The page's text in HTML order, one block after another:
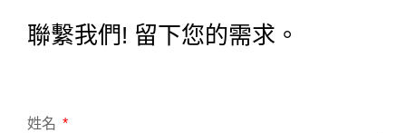
聯繫我們! 留下您的需求。
姓名